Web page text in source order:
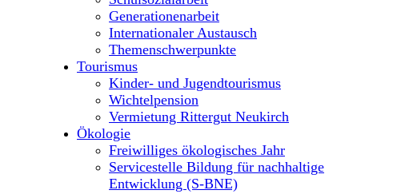
Generationenarbeit
Internationaler Austausch
Themenschwerpunkte
Tourismus
Kinder- und Jugendtourismus
Wichtelpension
Vermietung Rittergut Neukirch
Ökologie
Freiwilliges ökologisches Jahr
Servicestelle Bildung für nachhaltige
Entwicklung (S-BNE)